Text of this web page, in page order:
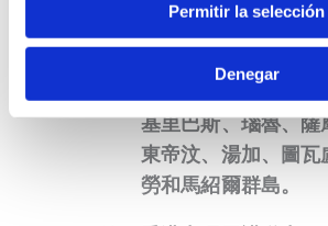
Permitir la selección
Denegar
o
m
e
r
c
i
t
.
匈牙利
.
R
.
L
.
爾代夫、新喀裡多尼
屬波利尼西亞、瓦努
朝鮮、不丹、所羅門
基里巴斯、瑙魯、薩
東帝汶、湯加、圖
勞和馬紹爾群島。